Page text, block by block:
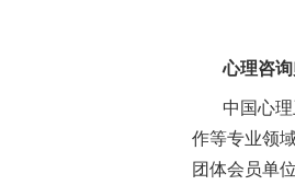
心理咨
中国心
作等专业领
团体会员单